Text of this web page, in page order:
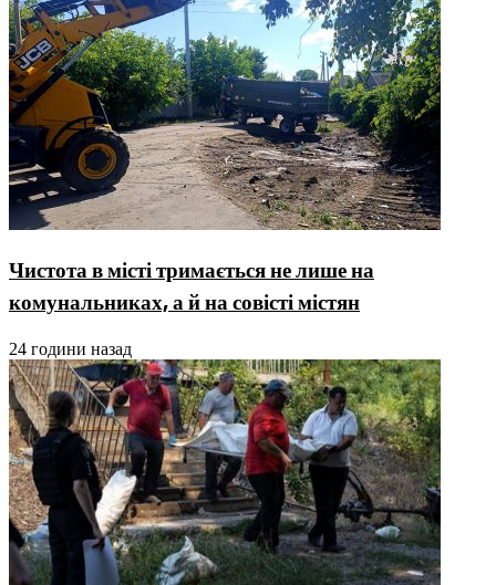
Чистота в місті тримається не лише на
комунальниках, а й на совісті містян
24 години назад